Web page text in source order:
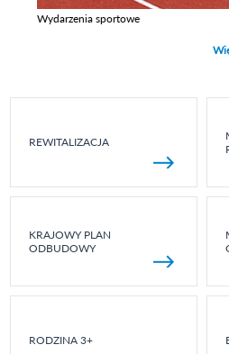
Wydarzenia sportowe
REWITALIZACJA
KRAJOWY PLAN
ODBUDOWY
RODZINA 3+